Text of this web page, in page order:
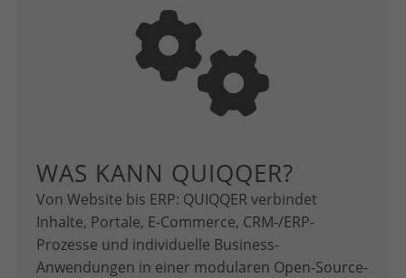
WAS KANN QUIQQER?
Von Website bis ERP: QUIQQER verbindet
Inhalte, Portale, E-Commerce, CRM-/ERP-
Prozesse und individuelle Business-
Anwendungen in einer modularen Open-Source-